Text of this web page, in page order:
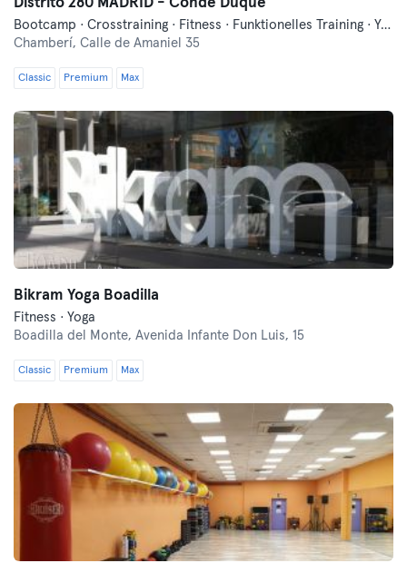
Distrito 280 MADRID - Conde Duque
Bootcamp · Crosstraining · Fitness · Funktionelles Training · Yoga
Chamberí, Calle de Amaniel 35
Classic Premium Max
Bikram Yoga Boadilla
Fitness · Yoga
Boadilla del Monte, Avenida Infante Don Luis, 15
Classic Premium Max